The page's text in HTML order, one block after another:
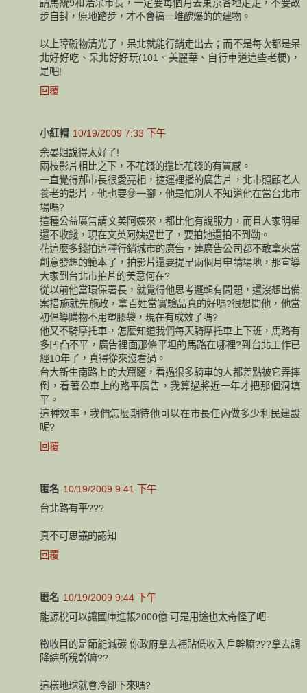
請馬統9和浩呆市長，一定要每個月去東京各地走走，不要故
步自封，原地踏步，才不會搞一堆醜爆的的建物。
以上障礙物清光了，呆北就能行銷走出去；而不是每次都是呆
北好好吃、呆北好好玩(101、美麗華、自行車道這些老梗)，
是吧!
回覆
小紅帽 10/19/2009 7:33 下午
余晏姐說得太好了!
兩枝影片相比之下，不花錢的還比花錢的有質感。
一直覺得郝市長很愛亮相，捷運裡播的廣告片，北市照顧老人
養老的影片，他也要參一腳，他是怕別人不知道他在當台北市
場嗎?
這種公益廣告請文英阿姨來，都比他有說服力，而且人家明星
還不收錢，現在文英阿姨過世了，要拍她還拍不到勒。
花這麼多錢拍這種行銷城市的廣告，連廣告公司都不敢拿來當
創意發想的範本了，拍影片還要提早兩個月申請場地，那宣導
大家到台北市拍片的美意何在?
從以前他當環保署長，就覺得他思考邏輯有問題，還沒想出備
案措施就先施政，拿百姓當實驗品真的好嗎?很想問他，他當
初倡導購物不用塑膠袋，現在有成效了嗎?
他又不騎摩托車，怎麼知道我們每天騎摩托車上下班，馬路有
多凹凸不平，廣告裡面那條平坦的馬路在哪裡?到台北工作已
經10年了，真得從來沒看過。
台大新生南路上的大窟窿，看過很多騎車的人都差點被它弄摔
倒，看著公車上的路平廣告，我算過將近一年才把那個洞填
平。
這種效率，我們怎麼期待他可以在市長任內做多少利民建設
呢?
回覆
匿名 10/19/2009 9:41 下午
台北路有平???
真不可思議的認知
回覆
匿名 10/19/2009 9:44 下午
能源稅可以讓國庫進帳2000億 可是用途也太奇怪了吧
徵收目的是節能減碳 你政府拿去補貼低收入戶幹嘛???拿去調
降綜所稅幹嘛??
這樣地球就會冷卻下來嗎?